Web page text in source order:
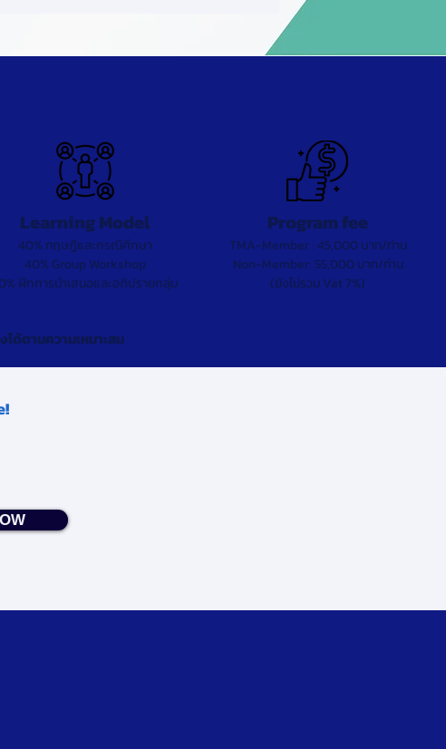
Learning Model Program fee
40% ทฤษฎีและกรณีศึกษา
40% Group Workshop
ฝึกการนำเสนอและอภิปรายกลุ่ม
TMA-Member : 45,000 บาท/ท่าน
Non-Member: 55,000 บาท/ท่าน
(ยังไม่รวม Vat 7%)
ด้ตามความเหมาะสม